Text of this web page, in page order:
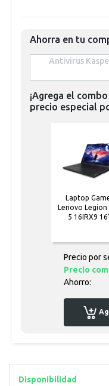
Disponibilidad
Ahorra en tu
Antivirus
¡Agrega el
precio especial
Laptop
Lenovo Legion
5 16IRX9
16GB 1TB
NVIDIA
RTX4060 8GB
Precio por
Precio
Ahorro: